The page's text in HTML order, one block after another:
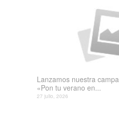
Lanzamos nuestra
«Pon tu verano en...
27 julio, 2026